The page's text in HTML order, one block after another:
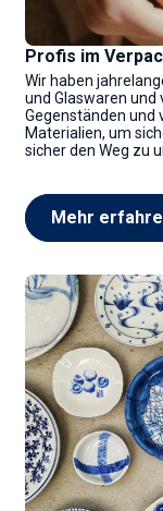
Profis im
Wir haben
und Glaswaren
Gegenständen und
Materialien, um
sicher den Weg zu
Mehr